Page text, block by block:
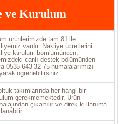
ve Kurulum
ürünlerimizde tam 81 ile
vardır. Nakliye ücretlerini
kurulum bömlümünden,
canlı destek bölümünden
0535 643 32 75 numaralarımızı
öğrenebilirsiniz
takımlarında her hangi bir
gerekmemektedir. Ürün
çıkartılır ve direk kullanıma